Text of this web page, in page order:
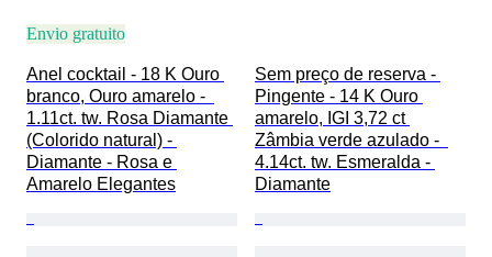
Envio gratuito
Anel cocktail - 18 K Ouro
branco, Ouro amarelo -
1.11ct. tw. Rosa Diamante
(Colorido natural) -
Diamante - Rosa e
Amarelo Elegantes
Sem preço de reserva -
Pingente - 14 K Ouro
amarelo, IGI 3,72 ct
Zâmbia verde azulado -
4.14ct. tw. Esmeralda -
Diamante